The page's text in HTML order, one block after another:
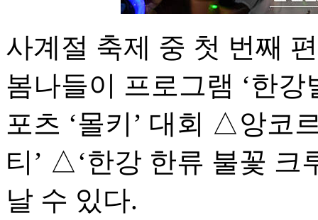
사계절 축제 중 첫 번째
봄나들이 프로그램 ‘한
포츠 ‘몰키’ 대회 △앙코
티’ △‘한강 한류 불꽃 크
날 수 있다.